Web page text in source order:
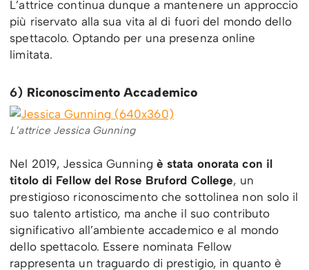
L’attrice continua dunque a mantenere un approccio
più riservato alla sua vita al di fuori del mondo dello
spettacolo. Optando per una presenza online
limitata.
6) Riconoscimento Accademico
L’attrice Jessica Gunning
Nel 2019, Jessica Gunning è stata onorata con il
titolo di Fellow del Rose Bruford College, un
prestigioso riconoscimento che sottolinea non solo il
suo talento artistico, ma anche il suo contributo
significativo all’ambiente accademico e al mondo
dello spettacolo. Essere nominata Fellow
rappresenta un traguardo di prestigio, in quanto è